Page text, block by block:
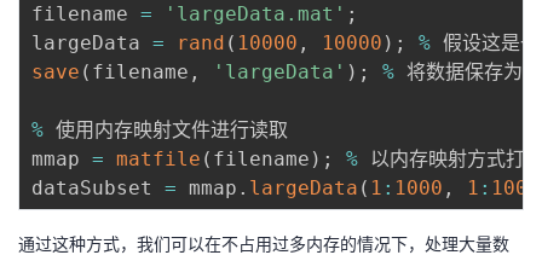
课
的
证
我
实
验
的
收
议
filename = 'largeData.mat' ;
largeData = rand ( 10000 , 10000 ) ;
%
save ( filename , 'largeData' ) ; % 将数据保存为
% 使用内存映射文件进行读取
mmap = matfile ( filename ) ; % 以内存映射方式打
dataSubset = mmap . largeData ( 1 : 1000 , 1 : 1000
通过这种方式，我们可以在不占用过多内存的情况下，处理大量数